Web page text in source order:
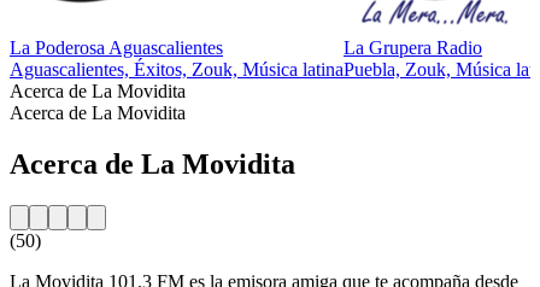
La Poderosa Aguascalientes
Aguascalientes, Éxitos, Zouk, Música latina
La Grupera Radio
Puebla, Zouk, Música
Acerca de La Movidita
Acerca de La Movidita
Acerca de La Movidita
(50)
La Movidita 101.3 FM es la emisora amiga que te acompaña desde